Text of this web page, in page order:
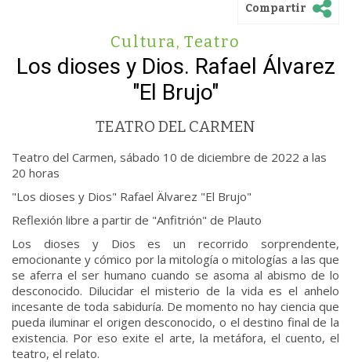
Compartir
Cultura, Teatro
Los dioses y Dios. Rafael Álvarez
"El Brujo"
TEATRO DEL CARMEN
Teatro del Carmen, sábado 10 de diciembre de 2022 a las
20 horas
"Los dioses y Dios" Rafael Älvarez "El Brujo"
Reflexión libre a partir de "Anfitrión" de Plauto
Los dioses y Dios es un recorrido sorprendente,
emocionante y cómico por la mitología o mitologías a las que
se aferra el ser humano cuando se asoma al abismo de lo
desconocido. Dilucidar el misterio de la vida es el anhelo
incesante de toda sabiduría. De momento no hay ciencia que
pueda iluminar el origen desconocido, o el destino final de la
existencia. Por eso exite el arte, la metáfora, el cuento, el
teatro, el relato.